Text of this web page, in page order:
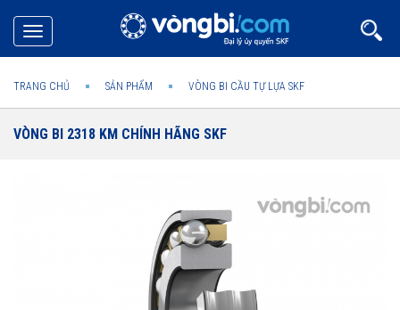
Toggle
navigation
TRANG CHỦ SẢN PHẨM VÒNG BI CẦU TỰ LỰA SKF
VÒNG BI 2318 KM CHÍNH HÃNG SKF